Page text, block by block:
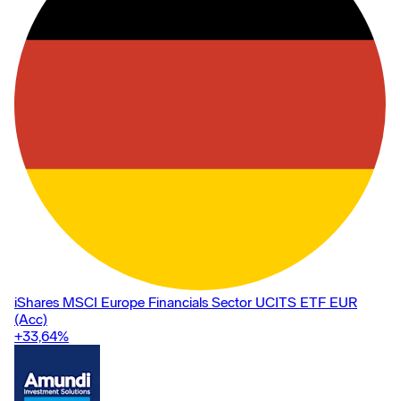
iShares MSCI Europe Financials Sector UCITS ETF EUR
(Acc)
+33,64%